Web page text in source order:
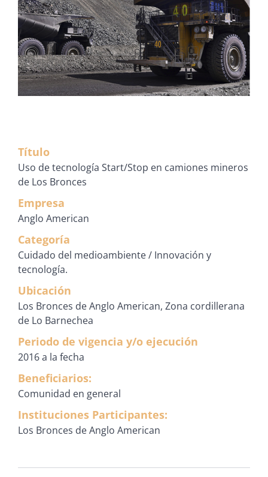
Título
Uso de tecnología Start/Stop en camiones mineros
de Los Bronces
Empresa
Anglo American
Categoría
Cuidado del medioambiente / Innovación y
tecnología.
Ubicación
Los Bronces de Anglo American, Zona cordillerana
de Lo Barnechea
Periodo de vigencia y/o ejecución
2016 a la fecha
Beneficiarios:
Comunidad en general
Instituciones Participantes:
Los Bronces de Anglo American